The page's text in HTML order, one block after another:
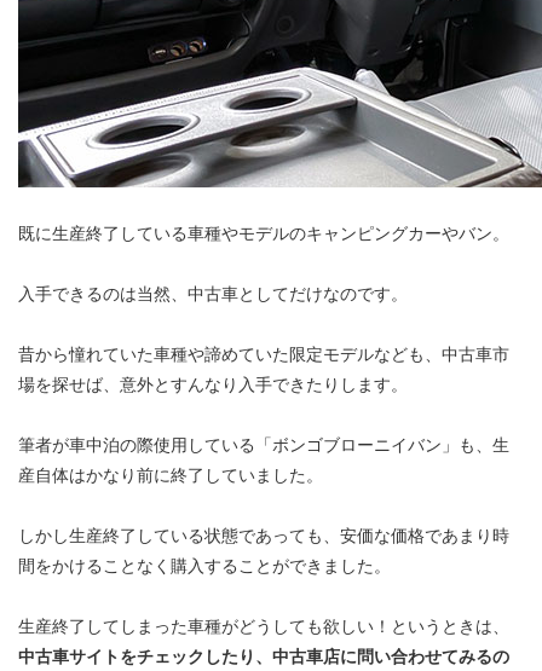
既に生産終了している車種やモデルのキャンピングカーやバン。
入手できるのは当然、中古車としてだけなのです。
昔から憧れていた車種や諦めていた限定モデルなども、中古車市
場を探せば、意外とすんなり入手できたりします。
筆者が車中泊の際使用している「ボンゴブローニイバン」も、生
産自体はかなり前に終了していました。
しかし生産終了している状態であっても、安価な価格であまり時
間をかけることなく購入することができました。
生産終了してしまった車種がどうしても欲しい！というときは、
中古車サイトをチェックしたり、中古車店に問い合わせてみるの